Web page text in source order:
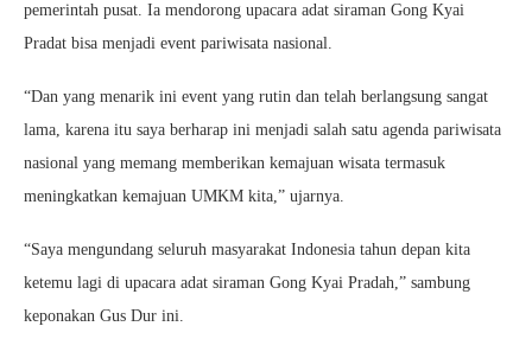
pemerintah pusat. Ia mendorong upacara adat siraman Gong Kyai
Pradat bisa menjadi event pariwisata nasional.
“Dan yang menarik ini event yang rutin dan telah berlangsung sangat
lama, karena itu saya berharap ini menjadi salah satu agenda pariwisata
nasional yang memang memberikan kemajuan wisata termasuk
meningkatkan kemajuan UMKM kita,” ujarnya.
“Saya mengundang seluruh masyarakat Indonesia tahun depan kita
ketemu lagi di upacara adat siraman Gong Kyai Pradah,” sambung
keponakan Gus Dur ini.